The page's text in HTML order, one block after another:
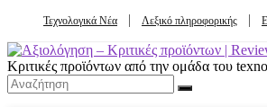
Τεχνολογικά Νέα Λεξικό πληροφορικής
Κριτικές προϊόντων από την ομάδα του